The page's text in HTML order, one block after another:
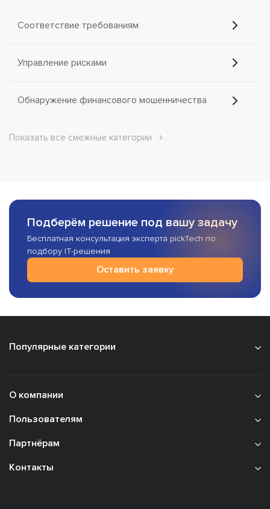
Соответствие требованиям
Управление рисками
Обнаружение финансового мошенничества
Показать все смежные категории
Подберём решение под вашу задачу
Бесплатная консультация эксперта pickTech по
подбору IT-решения
Оставить заявку
Популярные категории
О компании
Пользователям
Партнёрам
Контакты